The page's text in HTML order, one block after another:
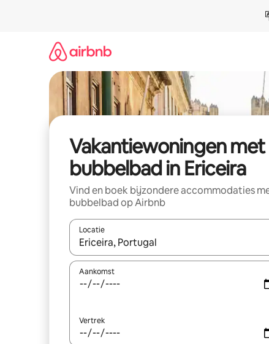
Vakantiewoningen met
bubbelbad in Ericeira
Vind en boek bijzondere accommodaties
bubbelbad op Airbnb
Locatie
Wanneer er resultaten beschikbaar zijn, maak
Aankomst
Vertrek